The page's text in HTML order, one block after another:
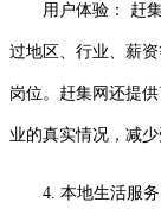
用户体验： 赶
过地区、行业、薪
岗位。赶集网还提
业的真实情况，减少
4. 本地生活服